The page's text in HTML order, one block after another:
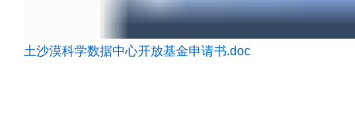
土沙漠科学数据中心开放基金申请书.doc